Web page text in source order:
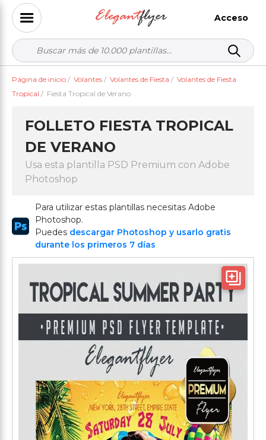
Acceso
Página de inicio / Volantes / Volantes de Fiesta / Volantes de Fiesta
Tropical / Fiesta Tropical de Verano
FOLLETO FIESTA TROPICAL
DE VERANO
Usa esta plantilla PSD Premium con Adobe
Photoshop
Para utilizar estas plantillas necesitas Adobe
Photoshop.
Puedes descargar Photoshop y usarlo gratis
durante los primeros 7 días